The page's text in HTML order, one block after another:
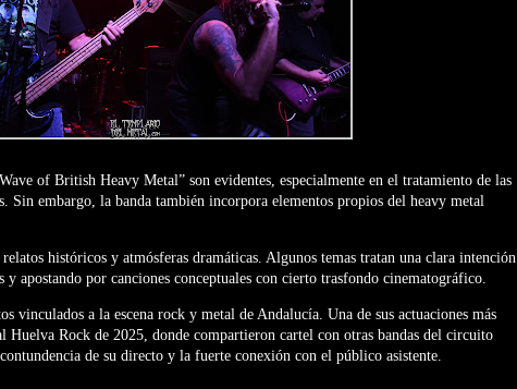
of British Heavy Metal” son evidentes, especialmente en el tratamiento de las
Sin embargo, la banda también incorpora elementos propios del heavy metal
históricos y atmósferas dramáticas. Algunos temas tratan una clara intención
apostando por canciones conceptuales con cierto trasfondo cinematográfico.
vinculados a la escena rock y metal de Andalucía. Una de sus actuaciones más
Huelva Rock de 2025, donde compartieron cartel con otras bandas del circuito
de su directo y la fuerte conexión con el público asistente.